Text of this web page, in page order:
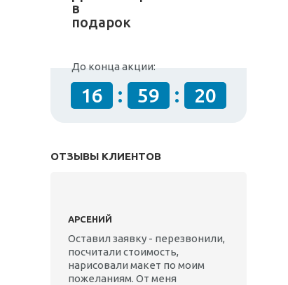
в
подарок
До конца акции:
16 : 59 : 19
ОТЗЫВЫ КЛИЕНТОВ
АРСЕНИЙ
Оставил заявку - перезвонили,
посчитали стоимость,
нарисовали макет по моим
пожеланиям. От меня